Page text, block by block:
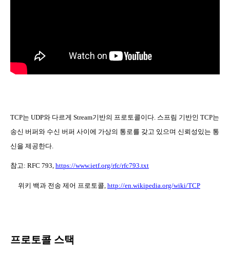
TCP는 UDP와 다르게 Stream기반의 프로토콜이다 스프림 기반인 TCP는
송신 버퍼와 수신 버퍼 사이에 가상의 통로를 갖고 있으며 신뢰성있는 통
신을 제공한다
참고: RFC 793, https://www.ietf.org/rfc/rfc793.txt
위키 백과 전송 제어 프로토콜, http://en.wikipedia.org/wiki/TCP
프로토콜 스택